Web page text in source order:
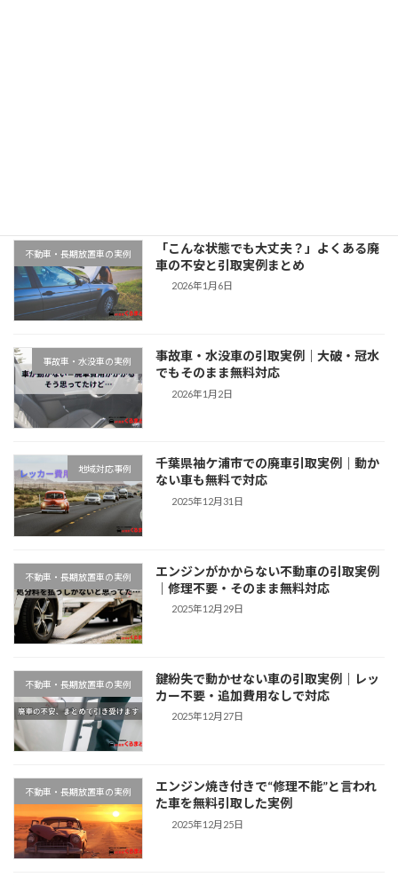
不動車・長期放置車の実例
「こんな状態でも大丈夫？」よくある廃
車の不安と引取実例まとめ
2026年1月6日
事故車・水没車の実例
事故車・水没車の引取実例｜大破・冠水
でもそのまま無料対応
2026年1月2日
地域対応事例
千葉県袖ケ浦市での廃車引取実例｜動か
ない車も無料で対応
2025年12月31日
不動車・長期放置車の実例
エンジンがかからない不動車の引取実例
｜修理不要・そのまま無料対応
2025年12月29日
不動車・長期放置車の実例
鍵紛失で動かせない車の引取実例｜レッ
カー不要・追加費用なしで対応
2025年12月27日
不動車・長期放置車の実例
エンジン焼き付きで“修理不能”と言われ
た車を無料引取した実例
2025年12月25日